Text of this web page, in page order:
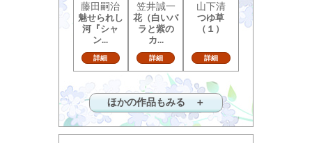
藤田嗣治
魅せられし
河『シャ
ン...
詳細
笠井誠一
花（白いバ
ラと紫の
カ...
詳細
山下清
つゆ草
（１）
詳細
ほかの作品もみる ＋